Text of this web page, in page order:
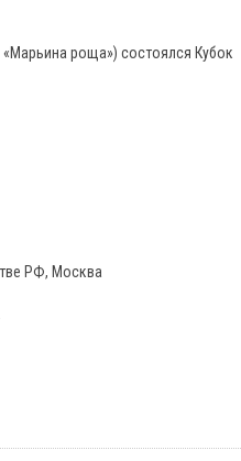
роща») состоялся Кубок
РФ, Москва